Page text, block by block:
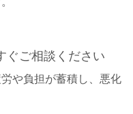
ぐご相談ください
や負担が蓄積し、悪化